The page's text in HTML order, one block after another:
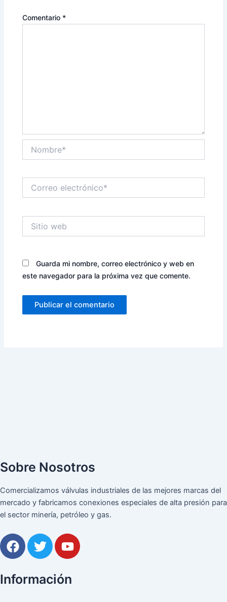
Comentario *
electrónico*
web
Guarda mi nombre, correo electrónico y web en
este navegador para la próxima vez que comente.
Sobre Nosotros
Comercializamos válvulas industriales de las mejores marcas del
mercado y fabricamos conexiones especiales de alta presión para
el sector minería, petróleo y gas.
F
a
e
T
w
t
Y
o
t
Información